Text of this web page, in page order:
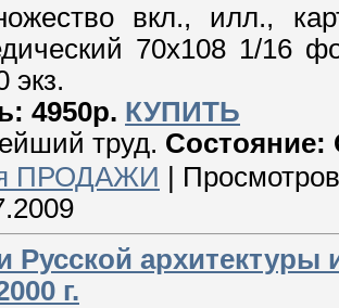
вкл., илл.,
70х108 1/16
экз.
4950р. КУПИТЬ
труд. Состояние:
ПРОДАЖИ |
Русской архитектуры
г.